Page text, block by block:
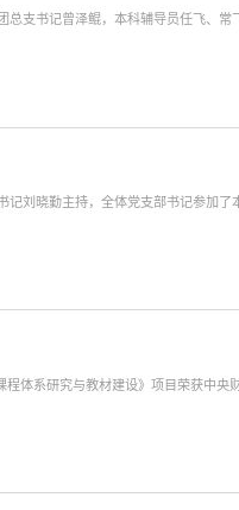
支书记曾泽鲲，本科辅导员任飞、常
刘晓勤主持，全体党支部书记参加了
体系研究与教材建设》项目荣获中央